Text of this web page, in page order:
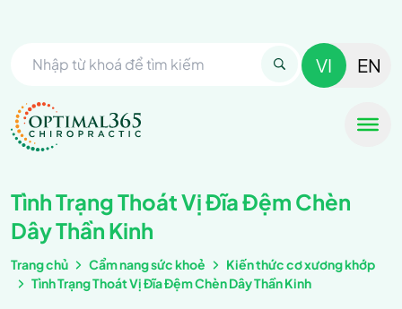
VI EN
Tình Trạng Thoát Vị Đĩa Đệm Chèn
Dây Thần Kinh
Trang chủ Cẩm nang sức khoẻ
Kiến thức cơ xương khớp
Tình Trạng Thoát Vị Đĩa Đệm Chèn Dây Thần Kinh